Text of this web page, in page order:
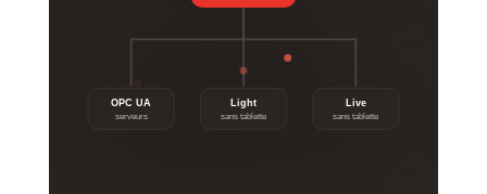
OPC UA
serveurs
Light
sans tablette
Live
sans tablette